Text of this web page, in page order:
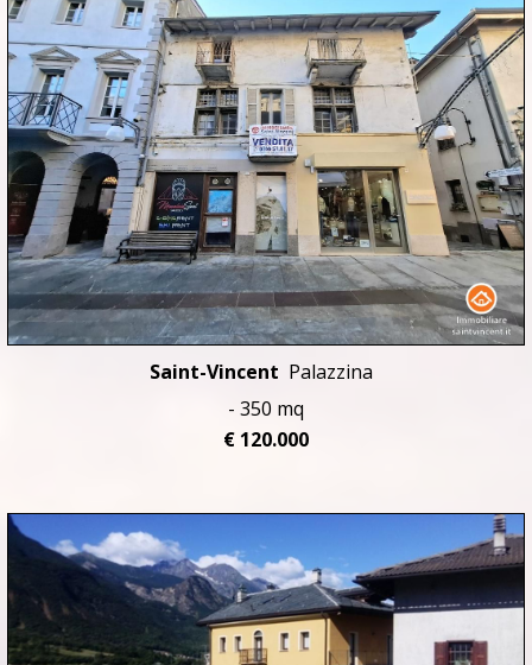
Saint-Vincent Palazzina
- 350 mq
€ 120.000